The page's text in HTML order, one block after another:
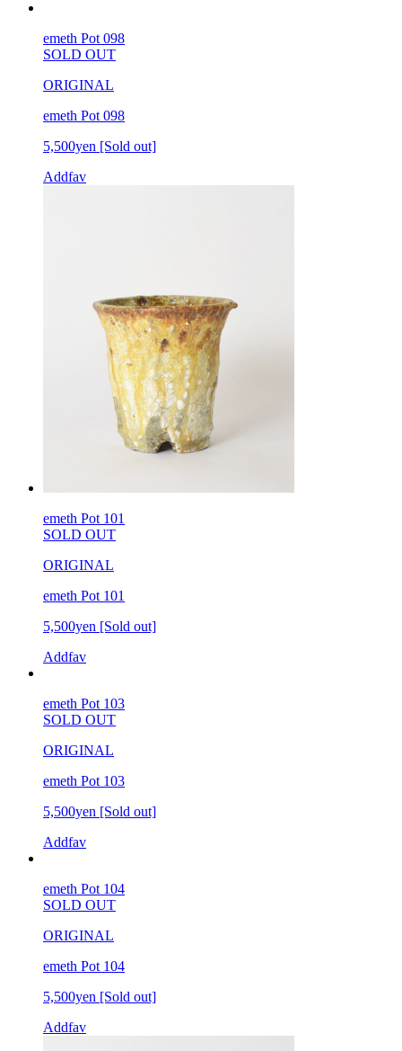
emeth Pot 098
SOLD OUT
ORIGINAL
emeth Pot 098
5,500yen [Sold out]
Addfav
emeth Pot 101
SOLD OUT
ORIGINAL
emeth Pot 101
5,500yen [Sold out]
Addfav
emeth Pot 103
SOLD OUT
ORIGINAL
emeth Pot 103
5,500yen [Sold out]
Addfav
emeth Pot 104
SOLD OUT
ORIGINAL
emeth Pot 104
5,500yen [Sold out]
Addfav